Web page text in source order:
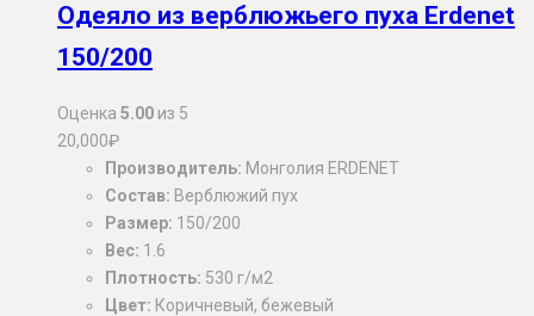
Одеяло из верблюжьего пуха Erdenet
150/200
Оценка 5.00 из 5
20,000₽
Производитель: Монголия ERDENET
Состав: Верблюжий пух
Размер: 150/200
Вес: 1.6
Плотность: 530 г/м2
Цвет: Коричневый, бежевый